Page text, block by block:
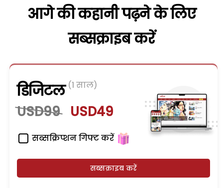
आगे की कहानी पढ़ने के लिए
सब्सक्राइब करें
डिजिटल (1 साल)
USD99 USD49
सब्सक्रिप्शन गिफ्ट करें
सब्सक्राइब करें